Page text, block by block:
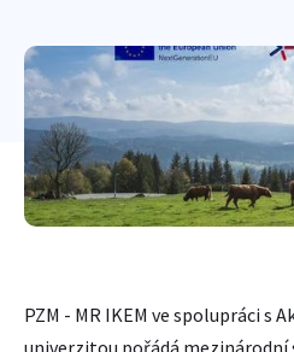
PZM - MR IKEM ve spolupráci s
univerzitou pořádá